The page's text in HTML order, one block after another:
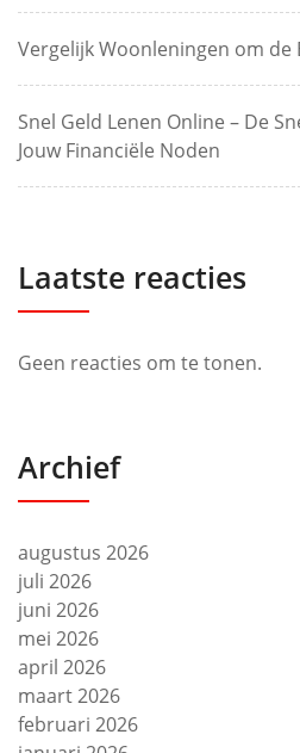
Vergelijk Woonleningen om de
Snel Geld Lenen Online – De
Jouw Financiële Noden
Laatste reacties
Geen reacties om te tonen.
Archief
augustus 2026
juli 2026
juni 2026
mei 2026
april 2026
maart 2026
februari 2026